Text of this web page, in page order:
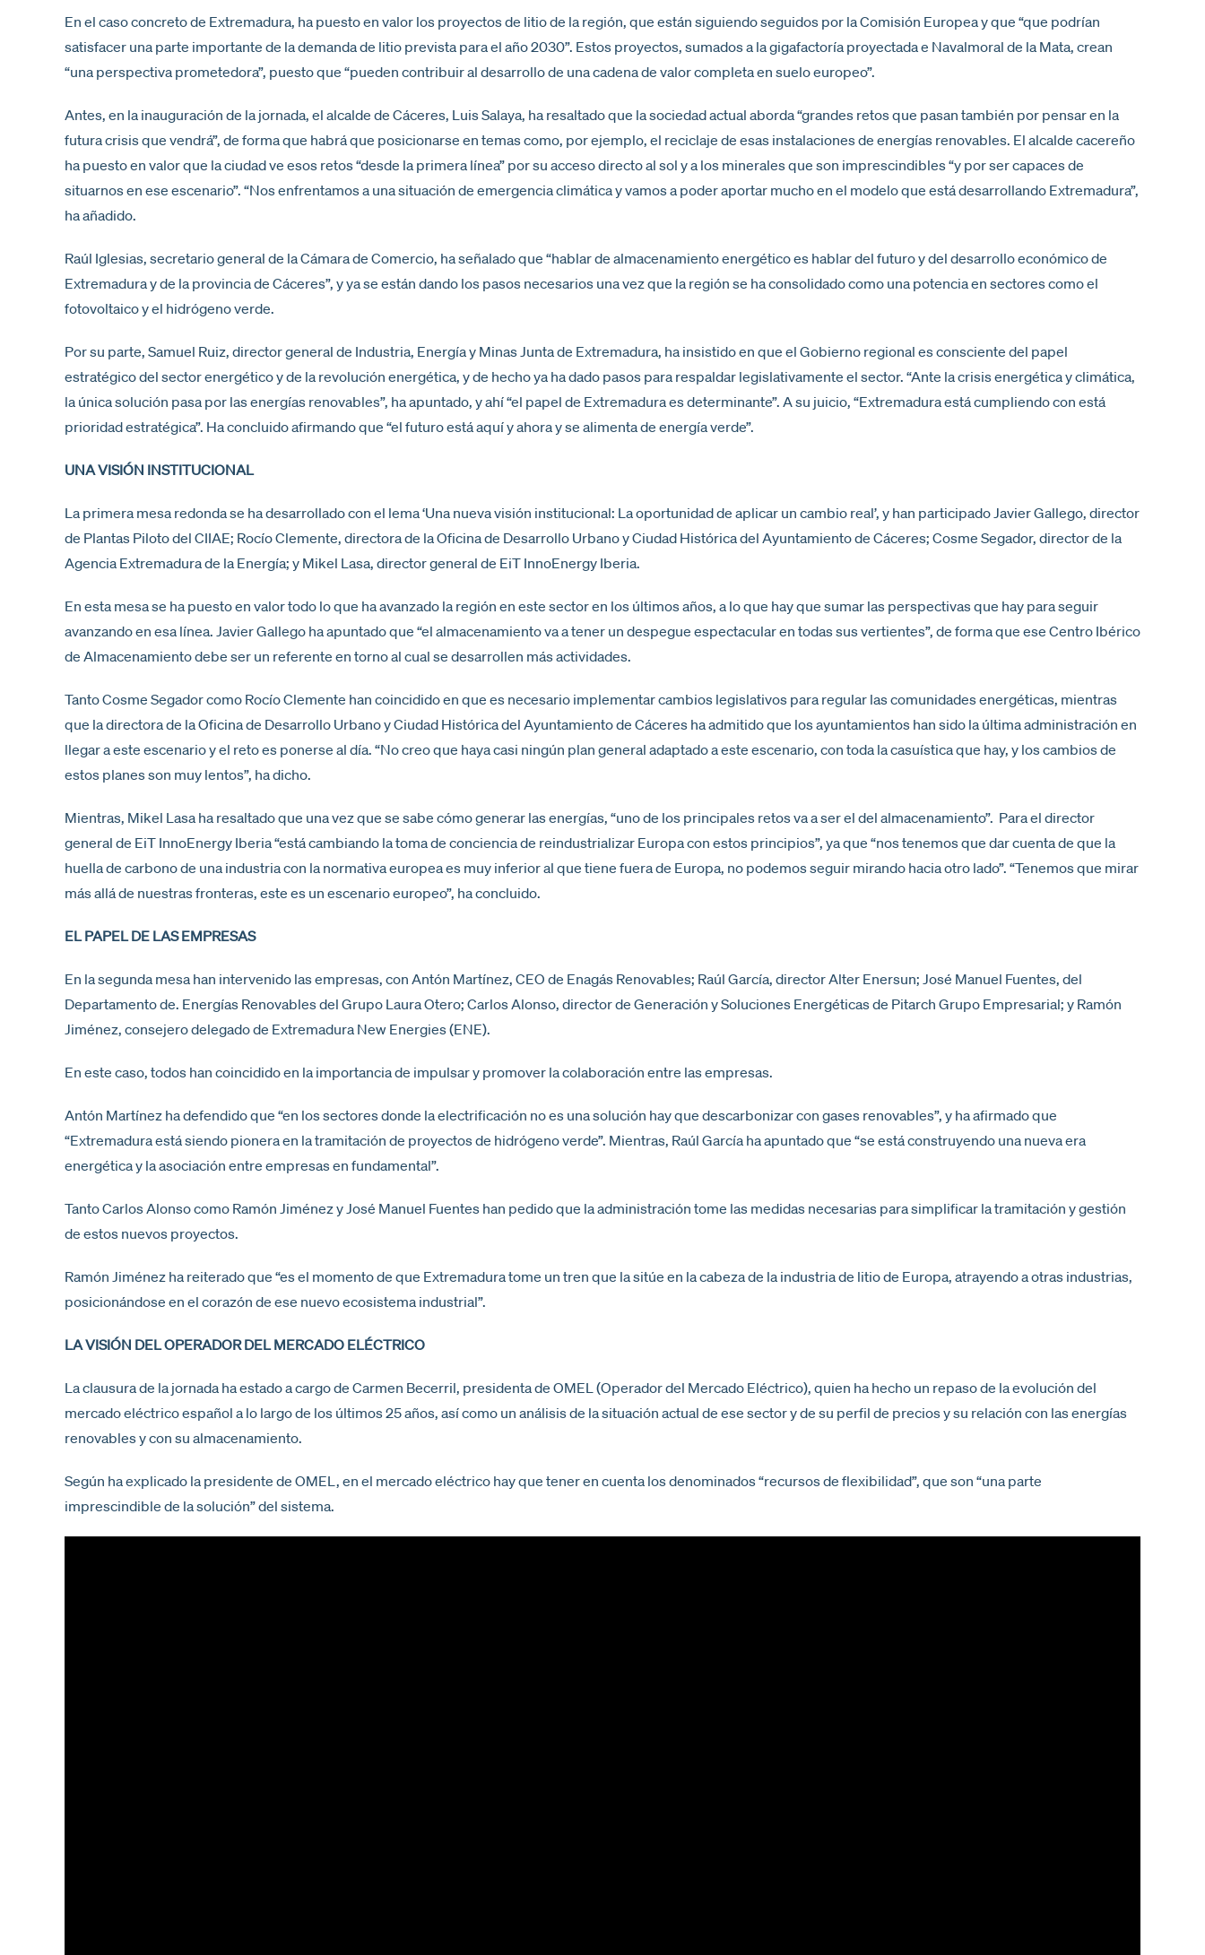
En el caso concreto de Extremadura, ha puesto en valor los proyectos de litio de la región, que están siguiendo seguidos por la Comisión Europea y que “que podrían
satisfacer una parte importante de la demanda de litio prevista para el año 2030”. Estos proyectos, sumados a la gigafactoría proyectada e Navalmoral de la Mata, crean
“una perspectiva prometedora”, puesto que “pueden contribuir al desarrollo de una cadena de valor completa en suelo europeo”.
Antes, en la inauguración de la jornada, el alcalde de Cáceres, Luis Salaya, ha resaltado que la sociedad actual aborda “grandes retos que pasan también por pensar en la
futura crisis que vendrá”, de forma que habrá que posicionarse en temas como, por ejemplo, el reciclaje de esas instalaciones de energías renovables. El alcalde cacereño
ha puesto en valor que la ciudad ve esos retos “desde la primera línea” por su acceso directo al sol y a los minerales que son imprescindibles “y por ser capaces de
situarnos en ese escenario”. “Nos enfrentamos a una situación de emergencia climática y vamos a poder aportar mucho en el modelo que está desarrollando Extremadura”,
ha añadido.
Raúl Iglesias, secretario general de la Cámara de Comercio, ha señalado que “hablar de almacenamiento energético es hablar del futuro y del desarrollo económico de
Extremadura y de la provincia de Cáceres”, y ya se están dando los pasos necesarios una vez que la región se ha consolidado como una potencia en sectores como el
fotovoltaico y el hidrógeno verde.
Por su parte, Samuel Ruiz, director general de Industria, Energía y Minas Junta de Extremadura, ha insistido en que el Gobierno regional es consciente del papel
estratégico del sector energético y de la revolución energética, y de hecho ya ha dado pasos para respaldar legislativamente el sector. “Ante la crisis energética y climática,
la única solución pasa por las energías renovables”, ha apuntado, y ahí “el papel de Extremadura es determinante”. A su juicio, “Extremadura está cumpliendo con está
prioridad estratégica”. Ha concluido afirmando que “el futuro está aquí y ahora y se alimenta de energía verde”.
UNA VISIÓN INSTITUCIONAL
La primera mesa redonda se ha desarrollado con el lema ‘Una nueva visión institucional: La oportunidad de aplicar un cambio real’, y han participado Javier Gallego, director
de Plantas Piloto del CIIAE; Rocío Clemente, directora de la Oficina de Desarrollo Urbano y Ciudad Histórica del Ayuntamiento de Cáceres; Cosme Segador, director de la
Agencia Extremadura de la Energía; y Mikel Lasa, director general de EiT InnoEnergy Iberia.
En esta mesa se ha puesto en valor todo lo que ha avanzado la región en este sector en los últimos años, a lo que hay que sumar las perspectivas que hay para seguir
avanzando en esa línea. Javier Gallego ha apuntado que “el almacenamiento va a tener un despegue espectacular en todas sus vertientes”, de forma que ese Centro Ibérico
de Almacenamiento debe ser un referente en torno al cual se desarrollen más actividades.
Tanto Cosme Segador como Rocío Clemente han coincidido en que es necesario implementar cambios legislativos para regular las comunidades energéticas, mientras
que la directora de la Oficina de Desarrollo Urbano y Ciudad Histórica del Ayuntamiento de Cáceres ha admitido que los ayuntamientos han sido la última administración en
llegar a este escenario y el reto es ponerse al día. “No creo que haya casi ningún plan general adaptado a este escenario, con toda la casuística que hay, y los cambios de
estos planes son muy lentos”, ha dicho.
Mientras, Mikel Lasa ha resaltado que una vez que se sabe cómo generar las energías, “uno de los principales retos va a ser el del almacenamiento”. Para el director
general de EiT InnoEnergy Iberia “está cambiando la toma de conciencia de reindustrializar Europa con estos principios”, ya que “nos tenemos que dar cuenta de que la
huella de carbono de una industria con la normativa europea es muy inferior al que tiene fuera de Europa, no podemos seguir mirando hacia otro lado”. “Tenemos que mirar
más allá de nuestras fronteras, este es un escenario europeo”, ha concluido.
EL PAPEL DE LAS EMPRESAS
En la segunda mesa han intervenido las empresas, con Antón Martínez, CEO de Enagás Renovables; Raúl García, director Alter Enersun; José Manuel Fuentes, del
Departamento de. Energías Renovables del Grupo Laura Otero; Carlos Alonso, director de Generación y Soluciones Energéticas de Pitarch Grupo Empresarial; y Ramón
Jiménez, consejero delegado de Extremadura New Energies (ENE).
En este caso, todos han coincidido en la importancia de impulsar y promover la colaboración entre las empresas.
Antón Martínez ha defendido que “en los sectores donde la electrificación no es una solución hay que descarbonizar con gases renovables”, y ha afirmado que
“Extremadura está siendo pionera en la tramitación de proyectos de hidrógeno verde”. Mientras, Raúl García ha apuntado que “se está construyendo una nueva era
energética y la asociación entre empresas en fundamental”.
Tanto Carlos Alonso como Ramón Jiménez y José Manuel Fuentes han pedido que la administración tome las medidas necesarias para simplificar la tramitación y gestión
de estos nuevos proyectos.
Ramón Jiménez ha reiterado que “es el momento de que Extremadura tome un tren que la sitúe en la cabeza de la industria de litio de Europa, atrayendo a otras industrias,
posicionándose en el corazón de ese nuevo ecosistema industrial”.
LA VISIÓN DEL OPERADOR DEL MERCADO ELÉCTRICO
La clausura de la jornada ha estado a cargo de Carmen Becerril, presidenta de OMEL (Operador del Mercado Eléctrico), quien ha hecho un repaso de la evolución del
mercado eléctrico español a lo largo de los últimos 25 años, así como un análisis de la situación actual de ese sector y de su perfil de precios y su relación con las energías
renovables y con su almacenamiento.
Según ha explicado la presidente de OMEL, en el mercado eléctrico hay que tener en cuenta los denominados “recursos de flexibilidad”, que son “una parte
imprescindible de la solución” del sistema.